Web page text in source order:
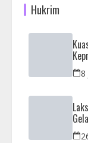
Hukrim
8
APH